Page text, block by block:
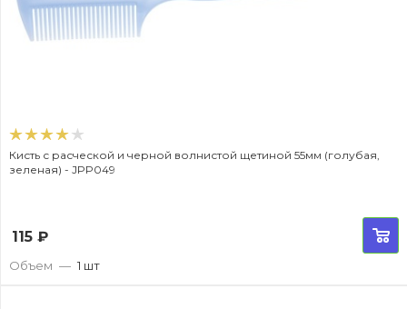
Кисть с расческой и черной волнистой щетиной 55мм (голубая,
зеленая) - JPP049
115 ₽
Объем — 1 шт